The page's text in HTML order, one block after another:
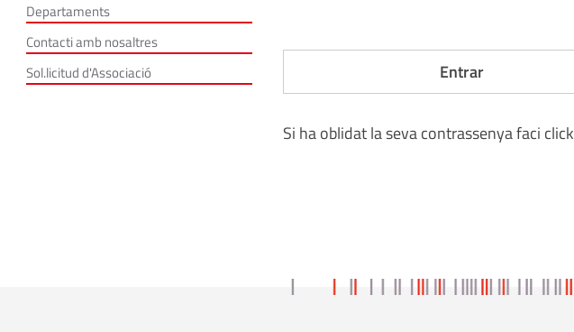
Departaments
Contacti amb nosaltres
Sol.licitud d'Associació
Si ha oblidat la seva contrassenya faci click